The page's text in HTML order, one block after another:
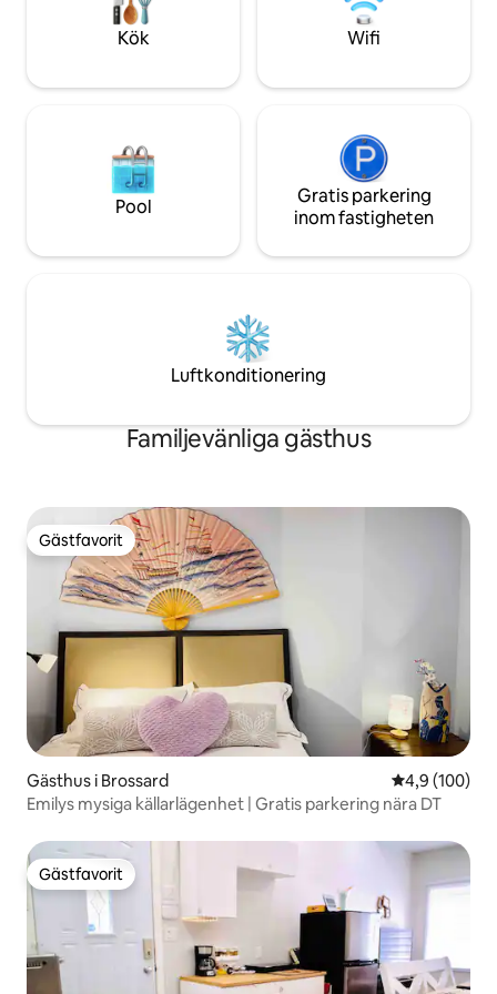
downtown, Old Port, St. Joseph's
Cathedral, Royal Mountain, känn stilen i
Nordamerikas lilla Paris; ♥10 minuter till
restauranger, biografer och allt annat du
stormarknad, Tim, Starbucks. m Vinter 1-
3 månader tillhandahåller personliga
anpassade tjänster, tillhandahålls enligt
rum och antal personer, vilket sparar
med värden i förväg, tack! Huset
handdukar / sängkläder - Varje separat
rum har ett skrivbord. - Smart-TV med
Netflix och Prime Video - Schampo /
balsam och duschgel - Hårtork och
Damprodukter -Play N go och
barnleksaker - Gratis reserverad
och senast 20:00
Kök Wifi
Pool
Gratis parkering
inom fastigheten
Luftkonditionering
Familjevänliga gästhus
Gästfavorit
Gästfavorit
Gästhus i Brossard 4,9 av 5 i
4,9 (100)
Emilys mysiga källarlägenhet | Gratis parkering nära DT
Gästfavorit
Gästfavorit